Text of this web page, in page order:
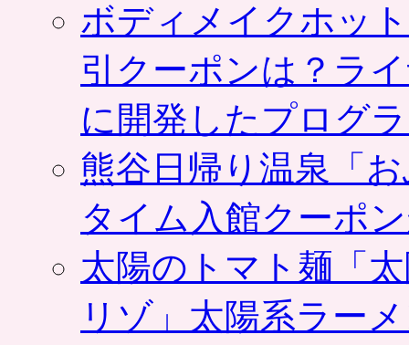
ボディメイクホッ
引クーポンは？ラ
に開発したプログ
熊谷日帰り温泉「
タイム入館クーポ
太陽のトマト麺「
リゾ」太陽系ラー